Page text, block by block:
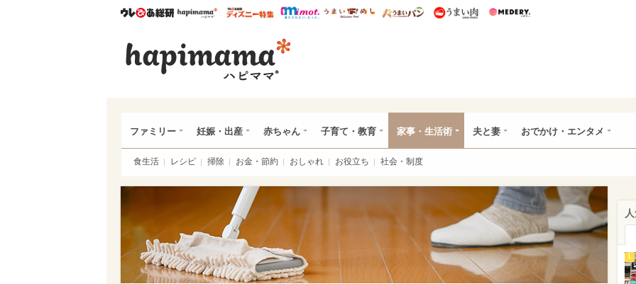
ウレぴあ総研ハピママ* ウレぴあ総研 ディズニー特集
mimot. うまいめし うまいパン うまい肉
ファミリー 妊娠・出産 赤ちゃん 子育て・教育 家事・生活術 夫と妻 おでかけ・エンタメ
食生活 レシピ 掃除 お金・節約 おしゃれ お役立ち 社会・制度
1